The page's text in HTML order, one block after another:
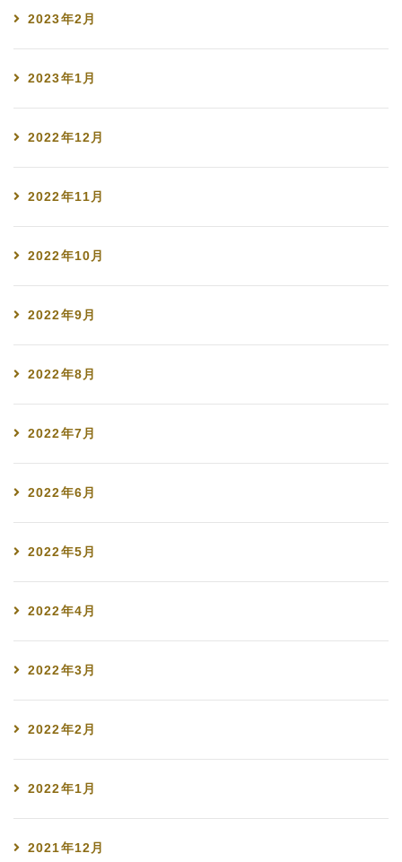
2023年2月
2023年1月
2022年12月
2022年11月
2022年10月
2022年9月
2022年8月
2022年7月
2022年6月
2022年5月
2022年4月
2022年3月
2022年2月
2022年1月
2021年12月